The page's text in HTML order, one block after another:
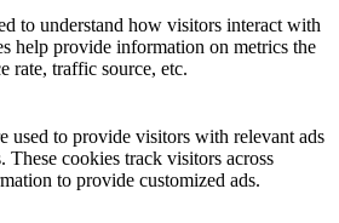
to understand how visitors interact with
help provide information on metrics the
rate, traffic source, etc.
used to provide visitors with relevant ads
These cookies track visitors across
to provide customized ads.